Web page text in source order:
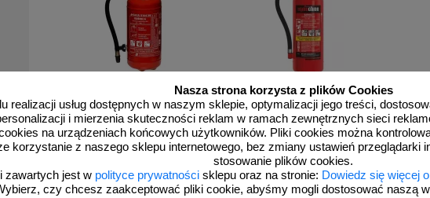
Nasza strona korzysta z plików Cookies
realizacji usług dostępnych w naszym sklepie, optymalizacji jego treści,
i mierzenia skuteczności reklam w ramach zewnętrznych sieci
na urządzeniach końcowych użytkowników. Pliki cookies można
korzystanie z naszego sklepu internetowego, bez zmiany ustawień przeglądarki
stosowanie plików cookies.
zawartych jest w polityce prywatności sklepu oraz na stronie: Dowiedz się więcej
czy chcesz zaakceptować pliki cookie, abyśmy mogli dostosować naszą
1A002
Gaśnica proszkowa 4kg ABC/E -
Gaz-Tech GP-4X
1A_F003
Gaśnica proszkowa 4kg ABC/MP -
Ogniochron Silesian GP-4x
1A004